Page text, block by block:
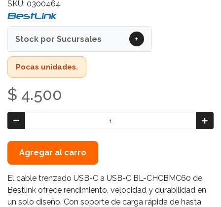
SKU: 0300464
Stock por Sucursales +
Pocas unidades.
$ 4.500
Agregar al carro
El cable trenzado USB-C a USB-C BL-CHCBMC60 de
Bestlink ofrece rendimiento, velocidad y durabilidad en
un solo diseño. Con soporte de carga rápida de hasta